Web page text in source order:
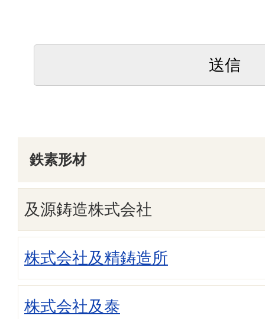
鉄素形材
及源鋳造株式会社
株式会社及精鋳造所
株式会社及泰